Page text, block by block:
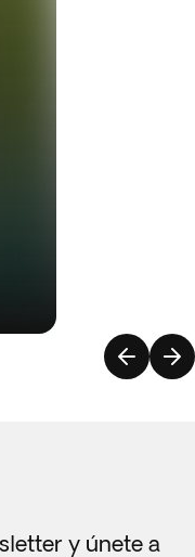
y únete a